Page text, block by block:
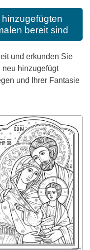
bereit sind
und erkunden Sie
neu hinzugefügt
und Ihrer Fantasie